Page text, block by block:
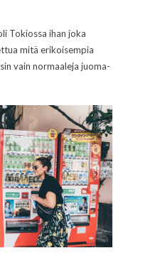
Tokiossa ihan joka
mitä erikoisempia
vain normaaleja juoma-